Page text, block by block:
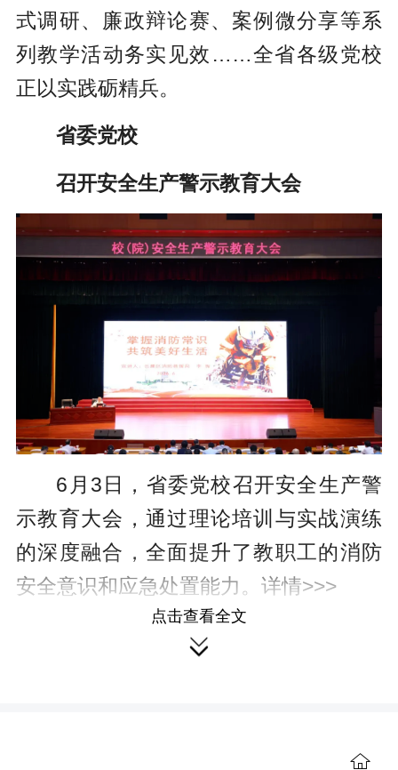
式调研、廉政辩论赛、案例微分享等系
列教学活动务实见效……全省各级党校
正以实践砺精兵。
省委党校
召开安全生产警示教育大会
6月3日，省委党校召开安全生产警
示教育大会，通过理论培训与实战演练
的深度融合，全面提升了教职工的消防
安全意识和应急处置能力。 详情>>>
开展“六一”儿童节系列主题活动
点击查看全文
